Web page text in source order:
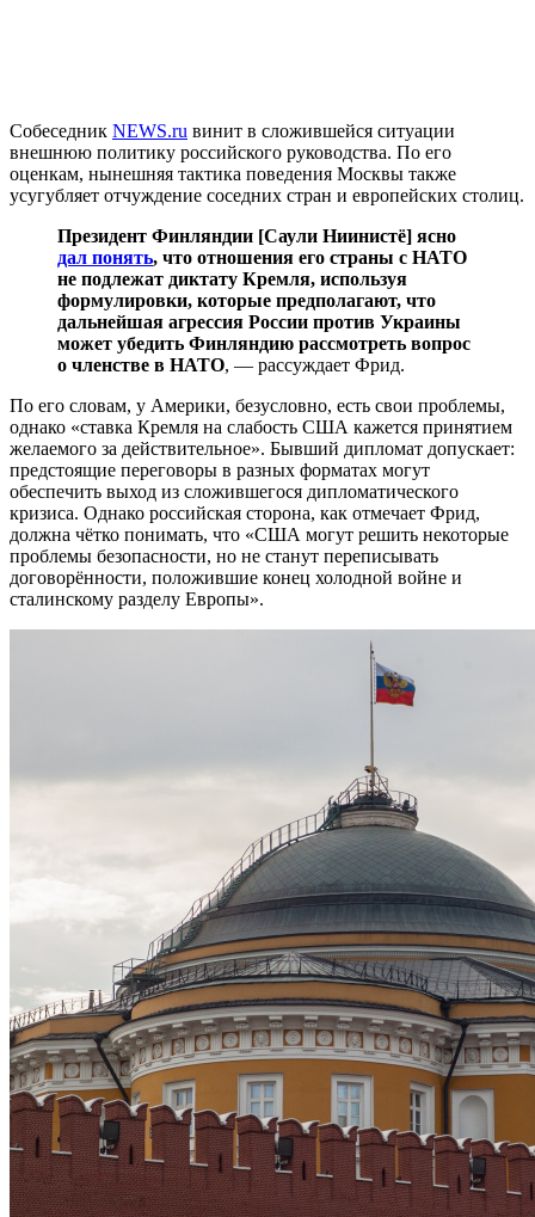
Собеседник NEWS.ru винит в сложившейся ситуации
внешнюю политику российского руководства. По его
оценкам, нынешняя тактика поведения Москвы также
усугубляет отчуждение соседних стран и европейских столиц.
Президент Финляндии [Саули Ниинистё] ясно
дал понять, что отношения его страны с НАТО
не подлежат диктату Кремля, используя
формулировки, которые предполагают, что
дальнейшая агрессия России против Украины
может убедить Финляндию рассмотреть вопрос
о членстве в НАТО, — рассуждает Фрид.
По его словам, у Америки, безусловно, есть свои проблемы,
однако «ставка Кремля на слабость США кажется принятием
желаемого за действительное». Бывший дипломат допускает:
предстоящие переговоры в разных форматах могут
обеспечить выход из сложившегося дипломатического
кризиса. Однако российская сторона, как отмечает Фрид,
должна чётко понимать, что «США могут решить некоторые
проблемы безопасности, но не станут переписывать
договорённости, положившие конец холодной войне и
сталинскому разделу Европы».